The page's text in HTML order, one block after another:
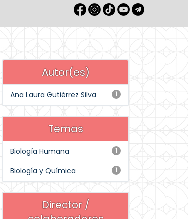
Autor(es)
1
Ana Laura Gutiérrez Silva
Temas
1
Biología Humana
1
Biología y Química
Director /